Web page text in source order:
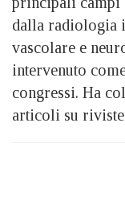
dalla radiologia
vascolare e
intervenuto
congressi. Ha
articoli su